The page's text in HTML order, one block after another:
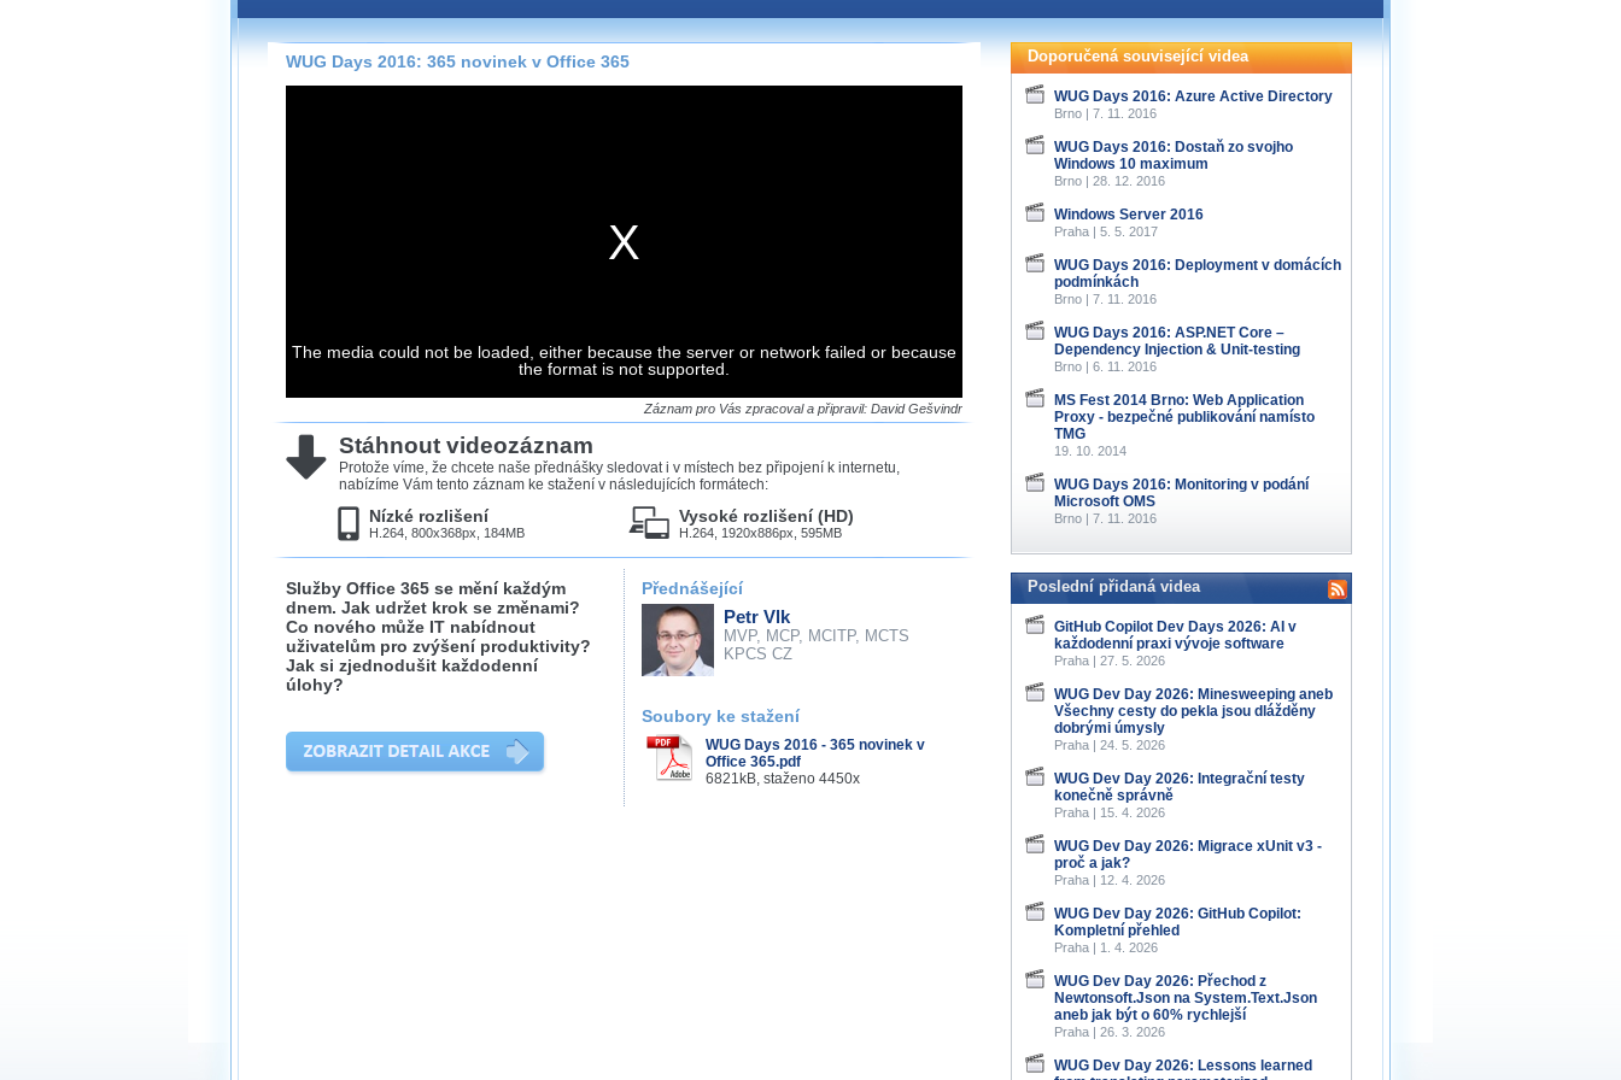
Záznamy na našem webu můžete pohodlně sledovat
přímo na stránce s využitím našehoHTML 5nebo
Silverlightpřehrávače.
Stahování záznamů
neumožňuje, proto umožňujeme stahování vybraných
Velmi staré záznamy máme historicky uložené
ve formátu, který není vhodný pro stahování,
proto je ke stažení nenabízíme.
WUG Days 2016: 365 novinek v Office 365
The media could not be loaded, either because the server or network failed or because
the format is not supported.
Záznam pro Vás zpracoval a připravil: David Gešvindr
Stáhnout videozáznam
Protože víme, že chcete naše přednášky sledovat i v místech bez připojení k internetu,
nabízíme Vám tento záznam ke stažení v následujících formátech:
Nízké rozlišení
H.264, 800x368px, 184MB
Vysoké rozlišení (HD)
H.264, 1920x886px, 595MB
Služby Office 365 se mění každým
dnem. Jak udržet krok se změnami?
Co nového může IT nabídnout
uživatelům pro zvýšení produktivity?
Jak si zjednodušit každodenní
úlohy?
Přednášející
Petr Vlk
MVP, MCP, MCITP, MCTS
KPCS CZ
Soubory ke stažení
WUG Days 2016 - 365 novinek v
Office 365.pdf
6821kB, staženo 4450x
Doporučená související videa
WUG Days 2016: Azure Active Directory
Brno | 7. 11. 2016
WUG Days 2016: Dostaň zo svojho
Windows 10 maximum
Brno | 28. 12. 2016
Windows Server 2016
Praha | 5. 5. 2017
WUG Days 2016: Deployment v domácích
podmínkách
Brno | 7. 11. 2016
WUG Days 2016: ASP.NET Core –
Dependency Injection & Unit-testing
Brno | 6. 11. 2016
MS Fest 2014 Brno: Web Application
Proxy - bezpečné publikování namísto
TMG
19. 10. 2014
WUG Days 2016: Monitoring v podání
Microsoft OMS
Brno | 7. 11. 2016
Poslední přidaná videa
GitHub Copilot Dev Days 2026: AI v
každodenní praxi vývoje software
Praha | 27. 5. 2026
WUG Dev Day 2026: Minesweeping aneb
Všechny cesty do pekla jsou dlážděny
dobrými úmysly
Praha | 24. 5. 2026
WUG Dev Day 2026: Integrační testy
konečně správně
Praha | 15. 4. 2026
WUG Dev Day 2026: Migrace xUnit v3 -
proč a jak?
Praha | 12. 4. 2026
WUG Dev Day 2026: GitHub Copilot:
Kompletní přehled
Praha | 1. 4. 2026
WUG Dev Day 2026: Přechod z
Newtonsoft.Json na System.Text.Json
aneb jak být o 60% rychlejší
Praha | 26. 3. 2026
WUG Dev Day 2026: Lessons learned